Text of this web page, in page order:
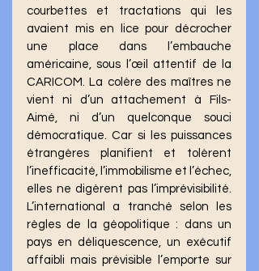
courbettes et tractations qui les
avaient mis en lice pour décrocher
une place dans l’embauche
américaine, sous l’œil attentif de la
CARICOM. La colère des maîtres ne
vient ni d’un attachement à Fils-
Aimé, ni d’un quelconque souci
démocratique. Car si les puissances
étrangères planifient et tolèrent
l’inefficacité, l’immobilisme et l’échec,
elles ne digèrent pas l’imprévisibilité.
L’international a tranché selon les
règles de la géopolitique : dans un
pays en déliquescence, un exécutif
affaibli mais prévisible l’emporte sur